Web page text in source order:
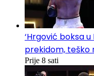
‘Hrgović boksa
prekidom, teško
Prije 8 sati